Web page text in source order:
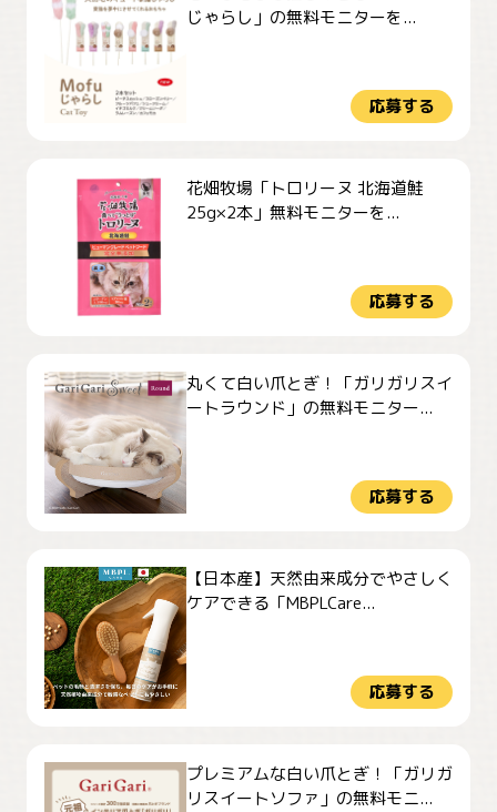
じゃらし」の無料モニターを...
応募する
花畑牧場「トロリーヌ 北海道鮭
25g×2本」無料モニターを...
応募する
丸くて白い爪とぎ！「ガリガリスイ
ートラウンド」の無料モニター...
応募する
【日本産】天然由来成分でやさしく
ケアできる「MBPLCare...
応募する
プレミアムな白い爪とぎ！「ガリガ
リスイートソファ」の無料モニ...